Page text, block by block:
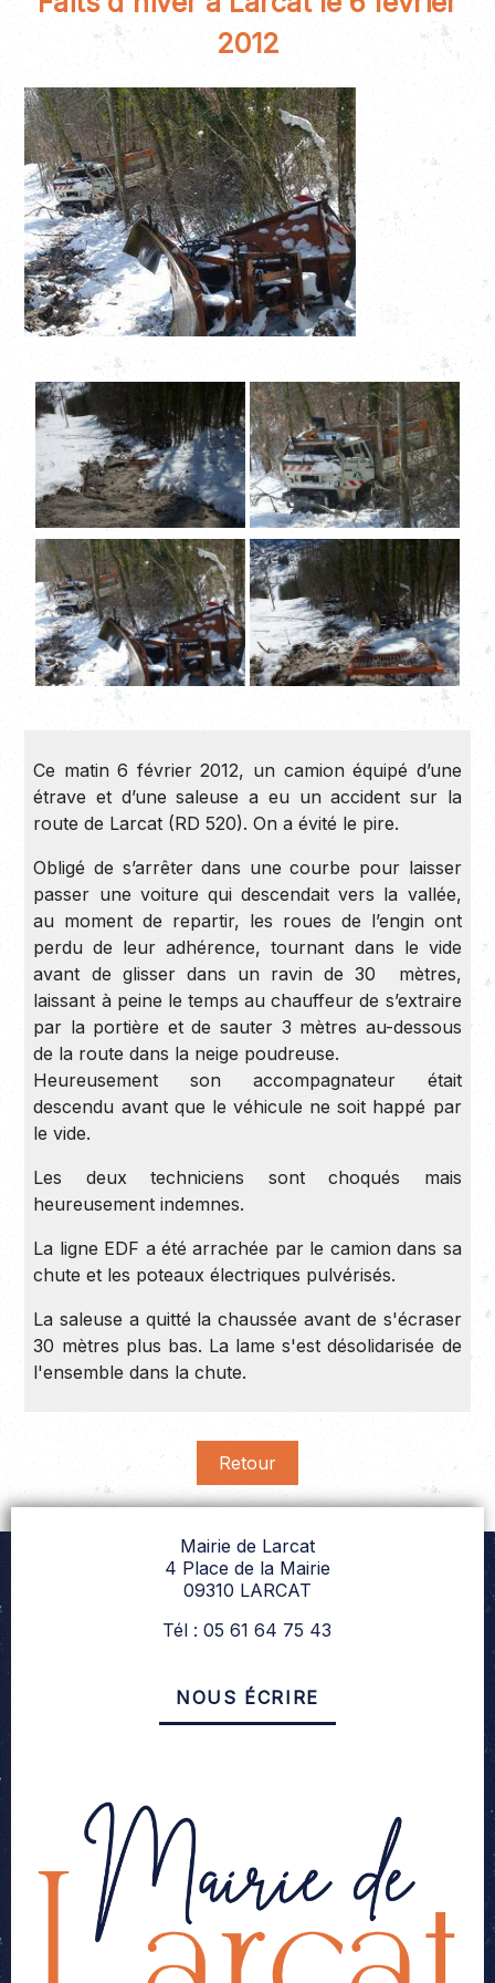
2012
Ce matin 6 février 2012, un camion équipé d’une
étrave et d’une saleuse a eu un accident sur la
route de Larcat (RD 520). On a évité le pire.
Obligé de s’arrêter dans une courbe pour laisser
passer une voiture qui descendait vers la vallée,
au moment de repartir, les roues de l’engin ont
perdu de leur adhérence, tournant dans le vide
avant de glisser dans un ravin de 30 mètres,
laissant à peine le temps au chauffeur de s’extraire
par la portière et de sauter 3 mètres au-dessous
de la route dans la neige poudreuse.
Heureusement son accompagnateur était
descendu avant que le véhicule ne soit happé par
le vide.
Les deux techniciens sont choqués mais
heureusement indemnes.
La ligne EDF a été arrachée par le camion dans sa
chute et les poteaux électriques pulvérisés.
La saleuse a quitté la chaussée avant de s'écraser
30 mètres plus bas. La lame s'est désolidarisée de
l'ensemble dans la chute.
Retour
Mairie de Larcat
4 Place de la Mairie
09310 LARCAT
Tél : 05 61 64 75 43
NOUS ÉCRIRE